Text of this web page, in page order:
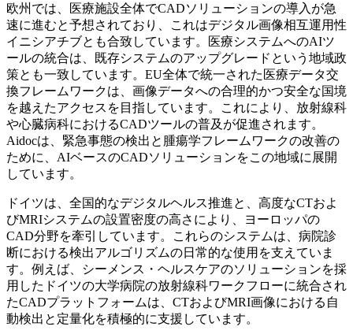
欧州では、医療施設全体でCADソリューションの導入が急
速に進むと予想されており、これはデジタル画像相互運用性
イニシアチブとも合致しています。医療システムへのAIツ
ールの統合は、既存システムのアップグレードという地域政
策とも一致しています。EU全体で統一された医療データ交
換フレームワークは、画像データへの合理的かつ安全な国境
を越えたアクセスを目指しています。これにより、放射線科
や心臓病科におけるCADツールの普及が促進されます。
Aidocは、緊急事態の検出と腫瘍学フレームワークの改善の
ために、AIベースのCADソリューションをこの地域に展開
しています。
ドイツは、全国的なデジタルヘルス推進と、高度なCTおよ
びMRIシステムの設置密度の高さにより、ヨーロッパの
CAD分野を牽引しています。これらのシステムは、病院診
断における検出アルゴリズムの日常的な使用を支えていま
す。例えば、シーメンス・ヘルスケアのソリューションを採
用したドイツの大学病院の放射線科ワークフローに統合され
たCADプラットフォームは、CTおよびMRI画像における自
動検出と定量化を積極的に支援しています。